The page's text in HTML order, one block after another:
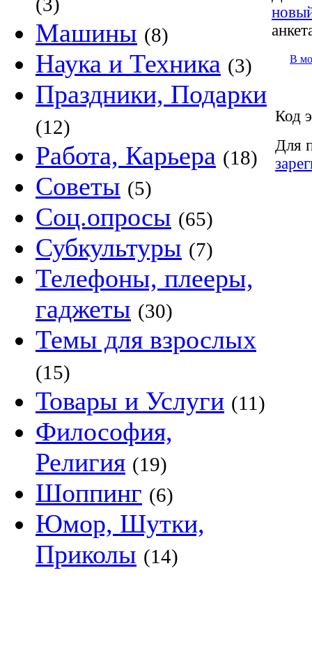
Машины (8)
Наука и Техника (3)
Праздники, Подарки
(12)
Работа, Карьера (18)
Советы (5)
Соц.опросы (65)
Субкультуры (7)
Телефоны, плееры,
гаджеты (30)
Темы для взрослых
(15)
Товары и Услуги (11)
Философия,
Религия (19)
Шоппинг (6)
Юмор, Шутки,
Приколы (14)
В
Код
Для